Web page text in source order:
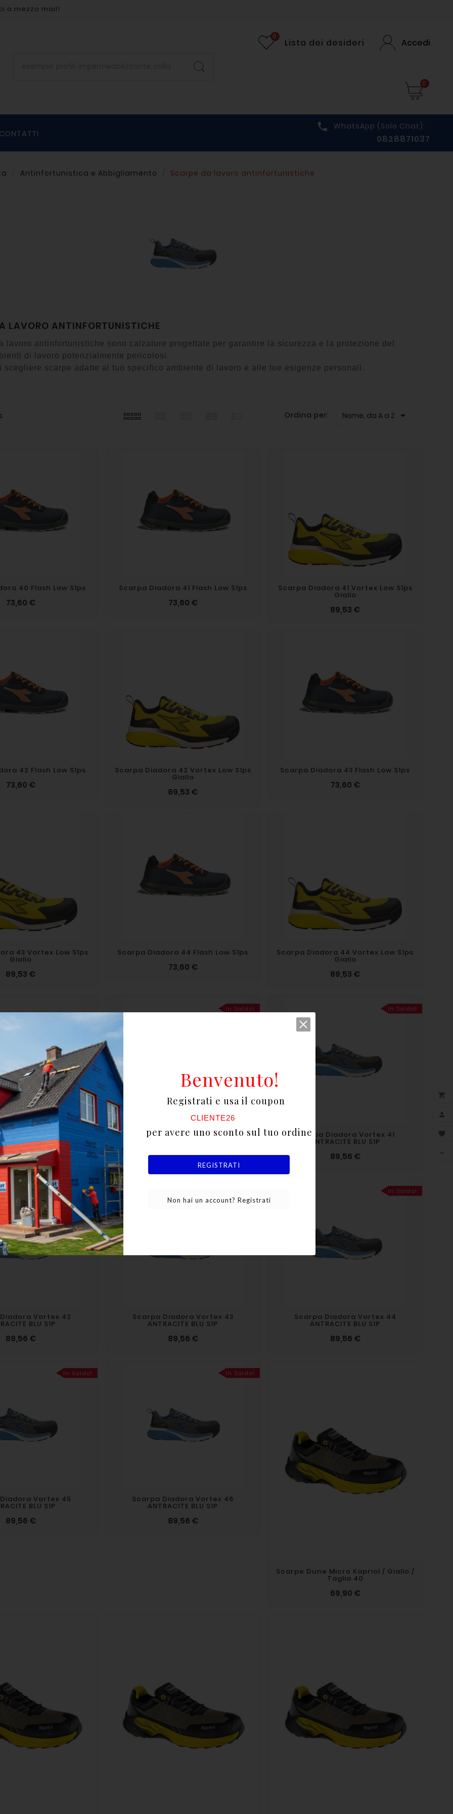
a mezzo mail!
Lista dei desideri
0
Accedi
0
CONTATTI
 WhatsApp (solo Chat):
0828871037
Antinfortunistica e Abbigliamento Scarpe da lavoro antinfortunistiche
LAVORO ANTINFORTUNISTICHE
lavoro antinfortunistiche sono calzature progettate per garantire la sicurezza e la protezione del
di lavoro potenzialmente pericolosi.
scegliere scarpe adatte al tuo specifico ambiente di lavoro e alle tue esigenze personali.
Ordina per: Nome, da A a Z 
40 Flash Low S1ps
73,60 €
Scarpa Diadora 41 Flash Low S1ps
73,60 €
Scarpa Diadora 41 Vortex Low S1ps
Giallo
89,53 €
42 Flash Low S1ps
73,60 €
Scarpa Diadora 42 Vortex Low S1ps
Giallo
89,53 €
Scarpa Diadora 43 Flash Low S1ps
73,60 €
43 Vortex Low S1ps
Giallo
89,53 €
Scarpa Diadora 44 Flash Low S1ps
73,60 €
Scarpa Diadora 44 Vortex Low S1ps
Giallo
89,53 €
45 Flash Low S1ps
73,60 €
In Saldo!
Scarpa Diadora Vortex 40
89,56 €
In Saldo!
Scarpa Diadora Vortex 41
ANTRACITE BLU S1P
89,56 €
In Saldo!
Vortex 42
BLU S1P
89,56 €
Scarpa Diadora Vortex 43
ANTRACITE BLU S1P
89,56 €
In Saldo!
Scarpa Diadora Vortex 44
ANTRACITE BLU S1P
89,56 €
In Saldo!
Vortex 45
BLU S1P
89,56 €
In Saldo!
Scarpa Diadora Vortex 46
ANTRACITE BLU S1P
89,56 €
Scarpe Dune Micro Kapriol / Giallo /
Taglia 40
69,90 €




REGISTRATI
Non hai un account? Registrati
Registrati e usa il coupon
per avere uno sconto sul tuo ordine
CLIENTE26
Benvenuto!